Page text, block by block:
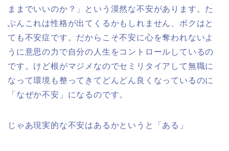
ままでいいのか？」という漠然な不安があります。た
ぶんこれは性格が出てくるかもしれません、ボクはと
ても不安症です。だからこそ不安に心を奪われないよ
うに意思の力で自分の人生をコントロールしているの
です。けど根がマジメなのでセミリタイアして無職に
なって環境も整ってきてどんどん良くなっているのに
「なぜか不安」になるのです。
じゃあ現実的な不安はあるかというと「ある」